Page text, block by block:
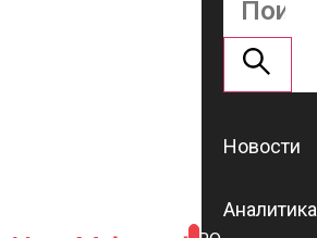
Новости
Аналитика